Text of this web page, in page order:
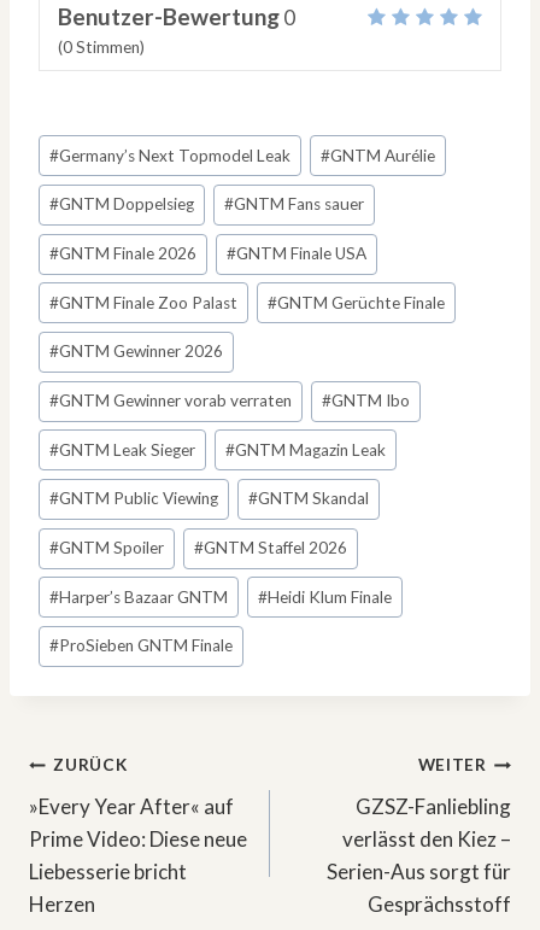
Benutzer-Bewertung0
(0Stimmen)
Schlagworte:
#Germany’s Next Topmodel Leak #GNTM Aurélie
#GNTM Doppelsieg #GNTM Fans sauer
#GNTM Finale 2026 #GNTM Finale USA
#GNTM Finale Zoo Palast #GNTM Gerüchte Finale
#GNTM Gewinner 2026
#GNTM Gewinner vorab verraten #GNTM Ibo
#GNTM Leak Sieger #GNTM Magazin Leak
#GNTM Public Viewing #GNTM Skandal
#GNTM Spoiler #GNTM Staffel 2026
#Harper’s Bazaar GNTM #Heidi Klum Finale
#ProSieben GNTM Finale
Beitragsnavigation
ZURÜCK
»Every Year After« auf
Prime Video: Diese neue
Liebesserie bricht
Herzen
WEITER
GZSZ-Fanliebling
verlässt den Kiez –
Serien-Aus sorgt für
Gesprächsstoff